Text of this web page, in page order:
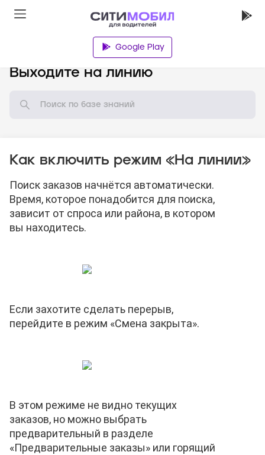
Google Play
Выходите на линию
Как включить режим «На линии»
Поиск заказов начнётся автоматически.
Время, которое понадобится для поиска,
зависит от спроса или района, в котором
вы находитесь.
Если захотите сделать перерыв,
перейдите в режим «Смена закрыта».
В этом режиме не видно текущих
заказов, но можно выбрать
предварительный в разделе
«Предварительные заказы» или горящий